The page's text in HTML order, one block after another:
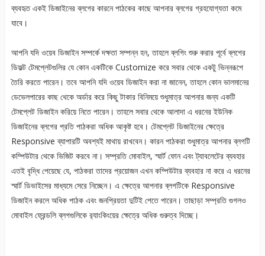
ব্যবহৃত একই ডিজাইনের ব্লগের কারনে পাঠকের কাছে আপনার ব্লগের গ্রহযোগ্যতা কমে
যাবে।
আপনি যদি ওয়েব ডিজাইন সম্পর্কে দক্ষতা সম্পন্ন হন, তাহলে ব্লগিং শুরু করার পূর্বে ব্লগের
ডিফল্ট টেমপ্লেটগুলির যে কোন একটিকে Customize করে সবার থেকে একটু ভিন্নরূপে
তৈরি করতে পারেন। তবে আপনি যদি ওয়েব ডিজাইন করা না জানেন, তাহলে কোন ভালমানের
ডেভেলপারের কাছ থেকে অর্ডার করে কিছু টাকার বিনিময়ে শুধুমাত্র আপনার জন্য একটি
টেমপ্লেট ডিজাইন করিয়ে নিতে পারেন। তাহলে সবার থেকে আলাদা এ ধরনের ইউনিক
ডিজাইনের ব্লগের প্রতি পাঠকরা অধিক আকৃষ্ট হবে। টেমপ্লেট ডিজাইনের ক্ষেত্রে
Responsive ব্যাপারটি অবশ্যই মাথায় রাখবেন। কারন পাঠকরা শুধুমাত্র আপনার ব্লগটি
কম্পিউটার থেকে ভিজিট করবে না। সম্প্রতি মোবাইল, স্মার্ট ফোন এবং ট্যাবলেটের ব্যবহার
এতই বৃদ্ধি পেয়েছে যে, পাঠকরা তাদের প্রয়োজন এখন কম্পিউটার ব্যবহার না করে এ ধরনের
স্মার্ট ডিভাইসের মাধ্যমে সেরে নিচ্ছেন। এ ক্ষেত্রে আপনার ব্লগটিকে Responsive
ডিজাইন করলে অধিক পাঠক এবং জনপ্রিয়তা দুটিই পেতে পারেন। তাছাড়া সম্প্রতি গুগলও
মোবাইল ফ্রেন্ডলি ব্লগগুলিকে র‌্যাংকিংয়ের ক্ষেত্রে অধিক গুরুত্ব দিচ্ছে।